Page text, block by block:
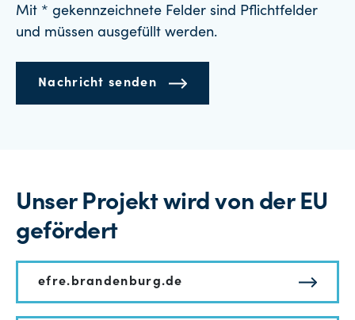
Mit * gekennzeichnete Felder sind Pflichtfelder
und müssen ausgefüllt werden.
Nachricht senden
Unser Projekt wird von der EU
gefördert
efre.brandenburg.de